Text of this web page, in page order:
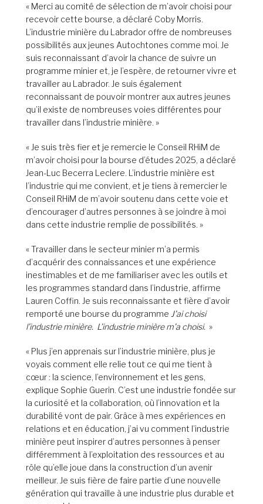
« Merci au comité de sélection de m’avoir choisi pour
recevoir cette bourse, a déclaré Coby Morris.
L’industrie minière du Labrador offre de nombreuses
possibilités aux jeunes Autochtones comme moi. Je
suis reconnaissant d’avoir la chance de suivre un
programme minier et, je l’espère, de retourner vivre et
travailler au Labrador. Je suis également
reconnaissant de pouvoir montrer aux autres jeunes
qu’il existe de nombreuses voies différentes pour
travailler dans l’industrie minière. »
« Je suis très fier et je remercie le Conseil RHiM de
m’avoir choisi pour la bourse d’études 2025, a déclaré
Jean-Luc Becerra Leclere. L’industrie minière est
l’industrie qui me convient, et je tiens à remercier le
Conseil RHiM de m’avoir soutenu dans cette voie et
d’encourager d’autres personnes à se joindre à moi
dans cette industrie remplie de possibilités. »
« Travailler dans le secteur minier m’a permis
d’acquérir des connaissances et une expérience
inestimables et de me familiariser avec les outils et
les programmes standard dans l’industrie, affirme
Lauren Coffin. Je suis reconnaissante et fière d’avoir
remporté une bourse du programme J’ai choisi
l’industrie minière. L’industrie minière m’a choisi. »
« Plus j’en apprenais sur l’industrie minière, plus je
voyais comment elle relie tout ce qui me tient à
cœur : la science, l’environnement et les gens,
explique Sophie Guerin. C’est une industrie fondée sur
la curiosité et la collaboration, où l’innovation et la
durabilité vont de pair. Grâce à mes expériences en
relations et en éducation, j’ai vu comment l’industrie
minière peut inspirer d’autres personnes à penser
différemment à l’exploitation des ressources et au
rôle qu’elle joue dans la construction d’un avenir
meilleur. Je suis fière de faire partie d’une nouvelle
génération qui travaille à une industrie plus durable et